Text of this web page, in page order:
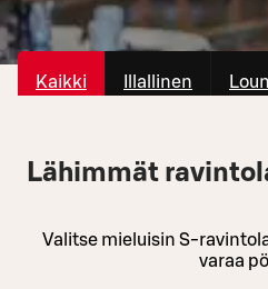
Kaikki Illallinen
Lähimmät
Valitse mieluisin S-
varaa